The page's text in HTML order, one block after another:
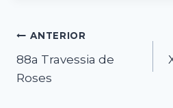
Navegació
d'entrades
ANTERIOR
88a Travessia de
Roses